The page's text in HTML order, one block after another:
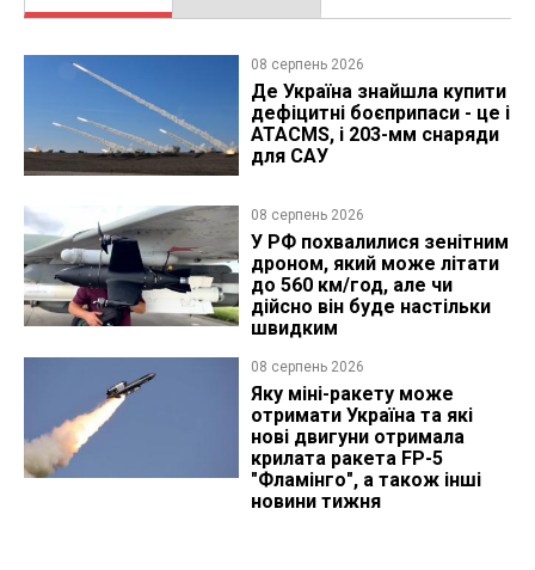
08 серпень 2026
Де Україна знайшла купити
дефіцитні боєприпаси - це і
ATACMS, і 203-мм снаряди
для САУ
08 серпень 2026
У РФ похвалилися зенітним
дроном, який може літати
до 560 км/год, але чи
дійсно він буде настільки
швидким
08 серпень 2026
Яку міні-ракету може
отримати Україна та які
нові двигуни отримала
крилата ракета FP-5
"Фламінго", а також інші
новини тижня